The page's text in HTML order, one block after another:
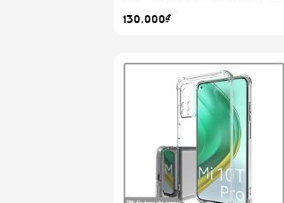
camera
130.000₫